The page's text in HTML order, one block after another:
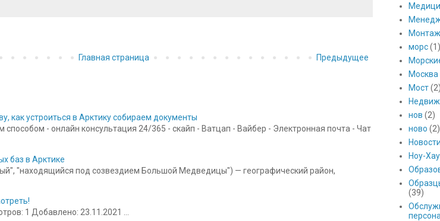
Предыдущее
Главная страница
как устроиться в Арктику собираем документы
способом - онлайн консультация 24/365 - скайп - Ватцап - Вайбер - Электронная почта - Чат
баз в Арктике
"находящийся под созвездием Большой Медведицы") — географический район,
1 Добавлено: 23.11.2021 ...
морс (1)
Москва
Мост
нов (2)
ново (2)
Ноу-Хау
(39)